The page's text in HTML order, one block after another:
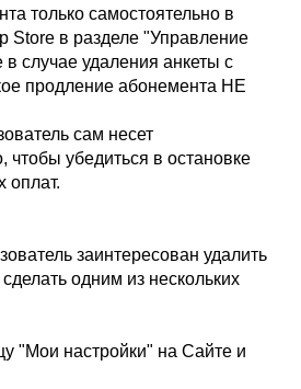
только самостоятельно в
Store в разделе "Управление
случае удаления анкеты с
продление абонемента НЕ
сам несет
чтобы убедиться в остановке
оплат.
заинтересован удалить
одним из нескольких
"Мои настройки" на Сайте и